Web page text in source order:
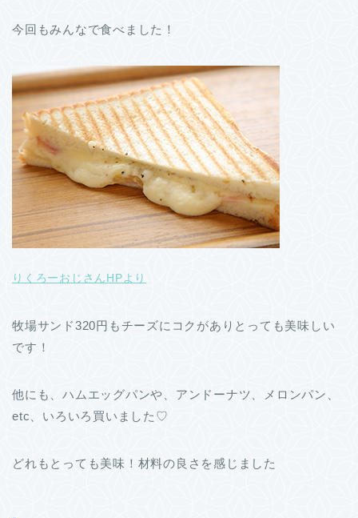
今回もみんなで食べました！
りくろーおじさんHPより
牧場サンド320円もチーズにコクがありとっても美味しい
です！
他にも、ハムエッグパンや、アンドーナツ、メロンパン、
etc、いろいろ買いました♡
どれもとっても美味！材料の良さを感じました